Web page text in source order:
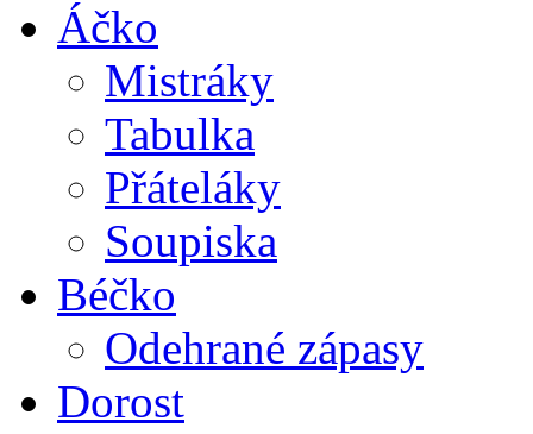
Áčko
Mistráky
Tabulka
Přáteláky
Soupiska
Béčko
Odehrané zápasy
Dorost